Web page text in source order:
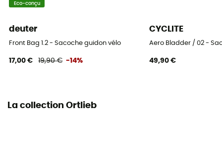
Oui
Emplacement de la sacoche
Guidon
Eco-conçu
deuter
Front Bag 1.2 - Sacoche guidon vélo
17,00 € 19,90 € -14%
CYCLITE
Aero Bladder / 02 -
49,90 €
La collection Ortlieb